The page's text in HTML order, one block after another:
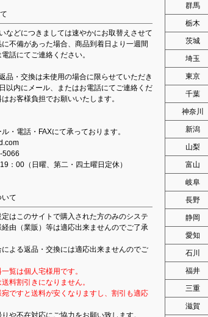
などにつきましては速やかにお取替えさせて
不備があった場合、商品到着日より一週間
話にてご連絡ください。
品・交換は未使用の場合に限らせていただき
以内にメール、またはお電話にてご連絡くだ
お客様負担でお願いいたします。
・電話・FAXにて承っております。
5066
：00（日曜、第二・四土曜日定休）
て
はこのサイトで購入された方のみのシステ
由（業販）等は適応出来ませんのでご了承
による返品・交換には適応出来ませんのでご
覧は個人宅様用です。
料割引きになりません。
ですと送料が安くなりますし、割引も適応
や不在対応にご協力をお願い致します。
群馬
栃木
茨城
埼玉
東京
千葉
神奈川
新潟
山梨
富山
岐阜
長野
静岡
愛知
石川
福井
三重
滋賀